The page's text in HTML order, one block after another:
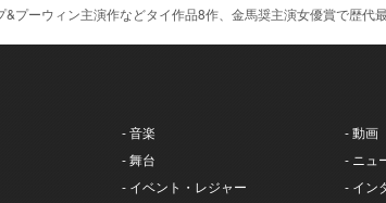
&プーウィン主演作などタイ作品8作、金馬奨主演女優賞で歴代
- 音楽
- 舞台
- イベント・レジャー
- 動画
- ニュ
- イン